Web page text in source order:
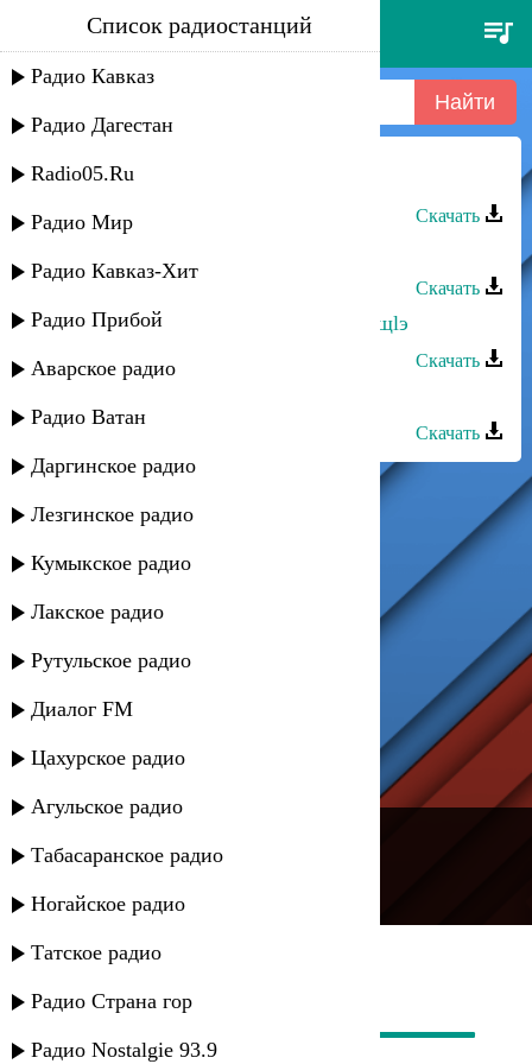
светлана тхагалегова - гъащlэ
Список радиостанций
Радио Кавказ
Радио Дагестан
Radio05.Ru
Радио Мир
Радио Кавказ-Хит
Радио Прибой
Аварское радио
Радио Ватан
Даргинское радио
Лезгинское радио
Кумыкское радио
Лакское радио
Рутульское радио
Диалог FM
Цахурское радио
Агульское радио
Табасаранское радио
Ногайское радио
Татское радио
Радио Страна гор
Радио Nostalgie 93.9
Светлана Тхагалегова - Гъащlэ
Скачать
Скачать
Черим Нахушев - Хъуапсэгъуэ гъащlэ
Скачать
Скачать
---
Русское радио